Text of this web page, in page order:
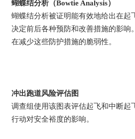
蝴蝶结分析（Bowtie Analysis）
蝴蝶结分析被证明能有效地给出在起
决定前后各种预防和改善措施的影响
在减少这些防护措施的脆弱性。
冲出跑道风险评估图
调查组使用该图表评估起飞和中断起
行动对安全裕度的影响。